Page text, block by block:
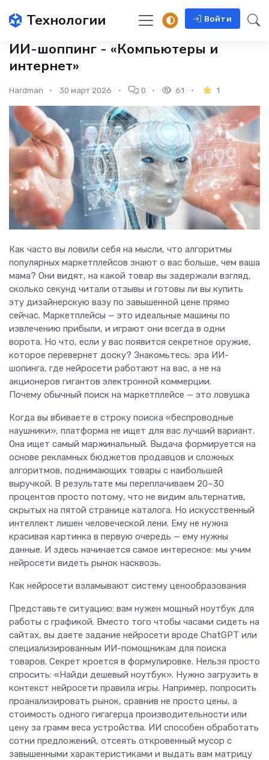
Технологии Войти
ИИ-шоппинг - «Компьютеры и
интернет»
Hardman 30 март 2026 0 61 1
Как часто вы ловили себя на мысли, что алгоритмы
популярных маркетплейсов знают о вас больше, чем ваша
мама? Они видят, на какой товар вы задержали взгляд,
сколько секунд читали отзывы и готовы ли вы купить
эту дизайнерскую вазу по завышенной цене прямо
сейчас. Маркетплейсы — это идеальные машины по
извлечению прибыли, и играют они всегда в одни
ворота. Но что, если у вас появится секретное оружие,
которое перевернет доску? Знакомьтесь: эра ИИ-
шопинга, где нейросети работают на вас, а не на
акционеров гигантов электронной коммерции.
Почему обычный поиск на маркетплейсе — это ловушка
Когда вы вбиваете в строку поиска «беспроводные
наушники», платформа не ищет для вас лучший вариант.
Она ищет самый маржинальный. Выдача формируется на
основе рекламных бюджетов продавцов и сложных
алгоритмов, поднимающих товары с наибольшей
выручкой. В результате мы переплачиваем 20–30
процентов просто потому, что не видим альтернатив,
скрытых на пятой странице каталога. Но искусственный
интеллект лишен человеческой лени. Ему не нужна
красивая картинка в первую очередь — ему нужны
данные. И здесь начинается самое интересное: мы учим
нейросети видеть рынок насквозь.
Как нейросети взламывают систему ценообразования
Представьте ситуацию: вам нужен мощный ноутбук для
работы с графикой. Вместо того чтобы часами сидеть на
сайтах, вы даете задание нейросети вроде ChatGPT или
специализированным ИИ-помощникам для поиска
товаров. Секрет кроется в формулировке. Нельзя просто
спросить: «Найди дешевый ноутбук». Нужно загрузить в
контекст нейросети правила игры. Например, попросить
проанализировать рынок, сравнив не просто цены, а
стоимость одного гигагерца производительности или
цену за грамм веса устройства. ИИ способен обработать
сотни предложений, отсеять откровенный мусор с
завышенными характеристиками и выдать вам матрицу